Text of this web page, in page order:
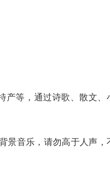
产等，通过诗歌、散文、
景音乐，请勿高于人声，